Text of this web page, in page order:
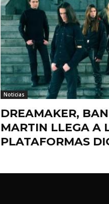
Noticias
DREAMAKER,
MARTIN LLEGA A
PLATAFORMAS